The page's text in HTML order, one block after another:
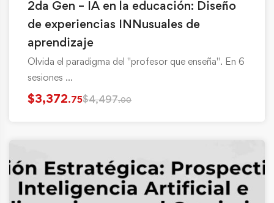
2da Gen – IA en la educación: Diseño
de experiencias INNusuales de
aprendizaje
Olvida el paradigma del "profesor que enseña". En 6
sesiones …
$3,372.75$4,497.00